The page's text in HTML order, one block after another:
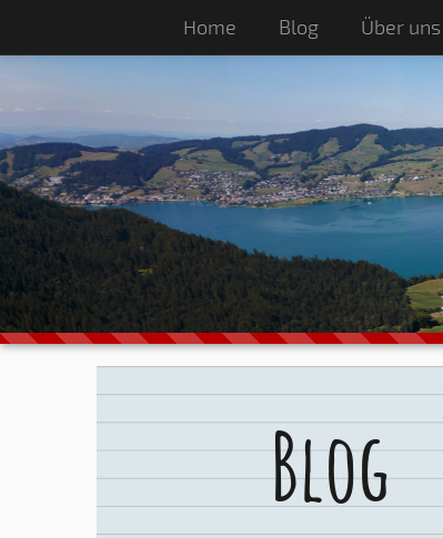
Home Blog Über uns
Blog